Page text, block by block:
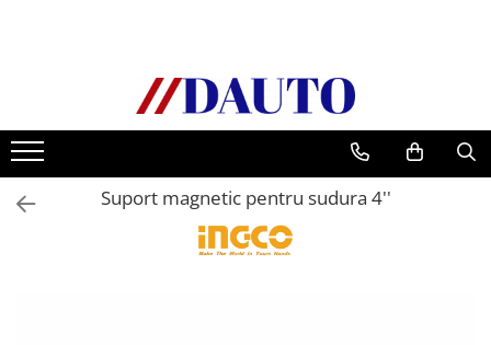
Bullbare, Suporti lumini camioane
Accesorii inox
DAF
CF Euro 6
Suport magnetic pentru sudura 4''